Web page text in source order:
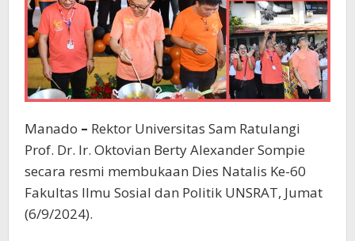
Manado – Rektor Universitas Sam Ratulangi
Prof. Dr. Ir. Oktovian Berty Alexander Sompie
secara resmi membukaan Dies Natalis Ke-60
Fakultas Ilmu Sosial dan Politik UNSRAT, Jumat
(6/9/2024).